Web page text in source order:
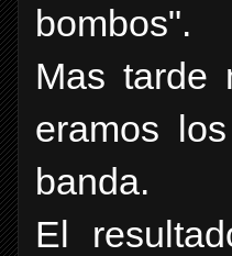
bombos".
Mas tarde
eramos
banda.
El